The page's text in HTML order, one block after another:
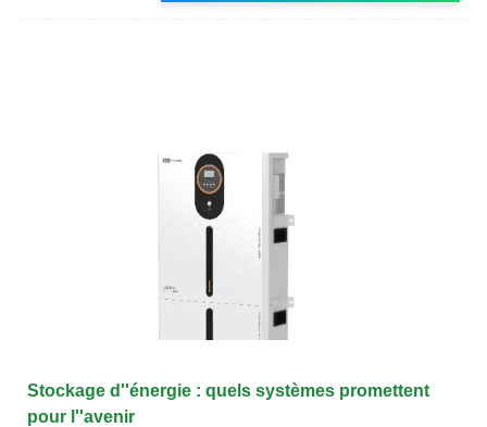
Stockage d''énergie : quels systèmes promettent
pour l''avenir